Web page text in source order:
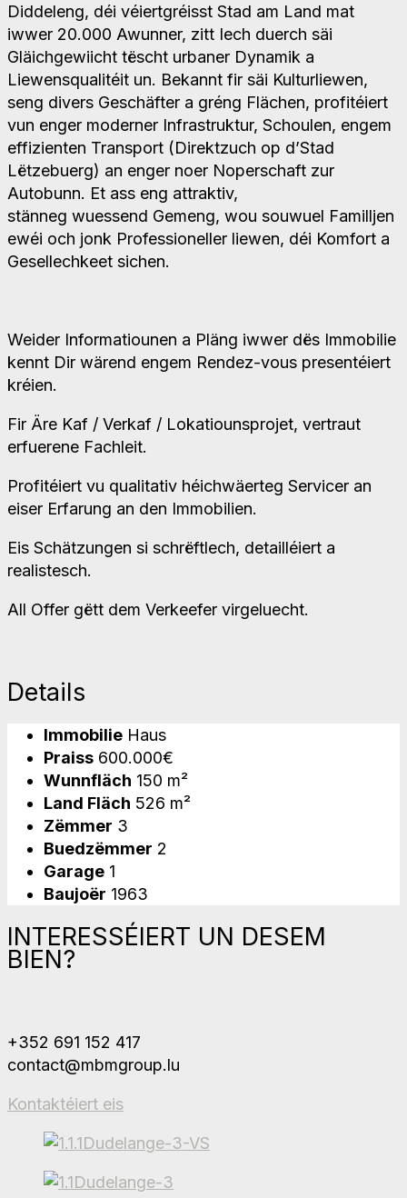
Diddeleng, déi véiertgréisst Stad am Land mat
iwwer 20.000 Awunner, zitt Iech duerch säi
Gläichgewiicht tëscht urbaner Dynamik a
Liewensqualitéit un. Bekannt fir säi Kulturliewen,
seng divers Geschäfter a gréng Flächen, profitéiert
vun enger moderner Infrastruktur, Schoulen, engem
effizienten Transport (Direktzuch op d’Stad
Lëtzebuerg) an enger noer Noperschaft zur
Autobunn. Et ass eng attraktiv,
stänneg wuessend Gemeng, wou souwuel Familljen
ewéi och jonk Professioneller liewen, déi Komfort a
Gesellechkeet sichen.
Weider Informatiounen a Pläng iwwer dës Immobilie
kennt Dir wärend engem Rendez-vous presentéiert
kréien.
Fir Äre Kaf / Verkaf / Lokatiounsprojet, vertraut
erfuerene Fachleit.
Profitéiert vu qualitativ héichwäerteg Servicer an
eiser Erfarung an den Immobilien.
Eis Schätzungen si schrëftlech, detailléiert a
realistesch.
All Offer gëtt dem Verkeefer virgeluecht.
Details
Immobilie Haus
Praiss 600.000€
Wunnfläch 150 m²
Land Fläch 526 m²
Zëmmer 3
Buedzëmmer 2
Garage 1
Baujoër 1963
INTERESSÉIERT UN DESEM
BIEN?
+352 691 152 417
contact@mbmgroup.lu
Kontaktéiert eis